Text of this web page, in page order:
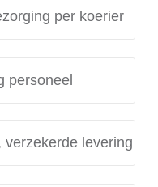
per koerier
personeel
verzekerde levering